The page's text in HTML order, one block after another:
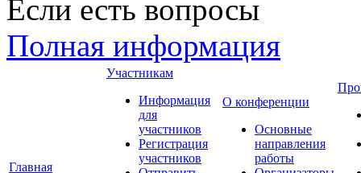
Если есть вопросы
Полная информация
Главная
Участникам
Информация
для
участников
Регистрация
участников
О конференции
Основные
направления
работы